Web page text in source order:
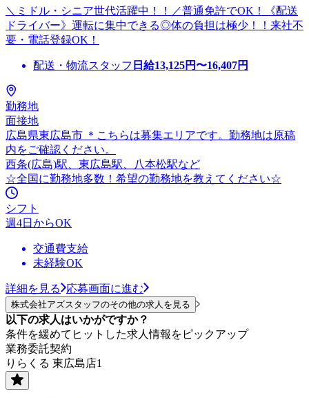
＼ミドル・シニア世代活躍中！！／普通免許でOK！《配送
ドライバー》運転に集中できる◎体の負担は極少！！来社不
要・電話登録OK！
配送・物流スタッフ 日給13,125円〜16,407円
勤務地
面接地
広島県東広島市 ＊こちらは募集エリアです。勤務地は原稿
内をご確認ください。
西条(広島)駅、東広島駅、八本松駅など
☆全国に勤務地多数！希望の勤務地を教えてください☆
シフト
週4日からOK
交通費支給
未経験OK
詳細を見る 応募画面に進む
株式会社アズスタッフのその他の求人を見る
以下の求人はいかがですか？
条件を緩めてヒットした求人情報をピックアップ
業務委託契約
りらくる 東広島店1